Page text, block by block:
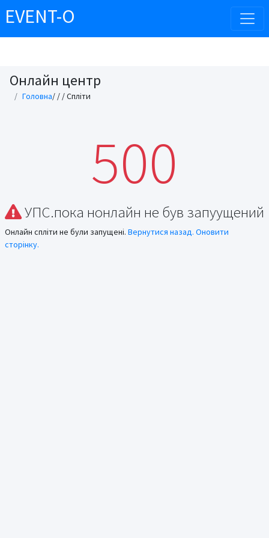
EVENT-O
Онлайн центр
Головна/ / / Спліти
500
УПС.пока нонлайн не був запуущений
Онлайн спліти не були запущені. Вернутися назад. Оновити
сторінку.